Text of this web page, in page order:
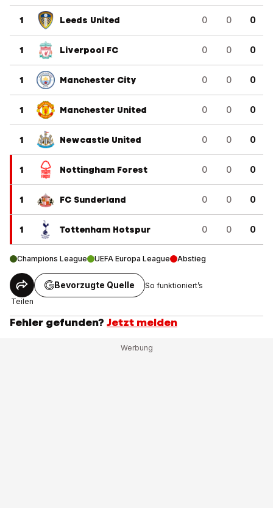
1 Leeds United 0 0 0
1 Liverpool FC 0 0 0
1 Manchester City 0 0 0
1 Manchester United 0 0 0
1 Newcastle United 0 0 0
1 Nottingham Forest 0 0 0
1 FC Sunderland 0 0 0
1 Tottenham Hotspur 0 0 0
Champions League UEFA Europa League Abstieg
Teilen
Bevorzugte Quelle So funktioniert’s
Fehler gefunden? Jetzt melden